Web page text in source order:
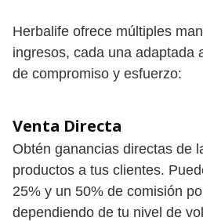
Herbalife ofrece múltiples
ingresos, cada una adaptada
de compromiso y esfuerzo:
Venta Directa
Obtén ganancias directas de
productos a tus clientes.
25% y un 50% de comisión
dependiendo de tu nivel de